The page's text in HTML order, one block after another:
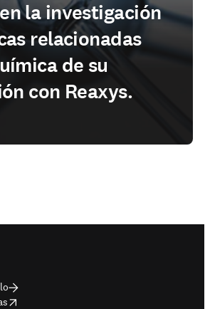
la investigación
relacionadas
de su
con Reaxys.
window